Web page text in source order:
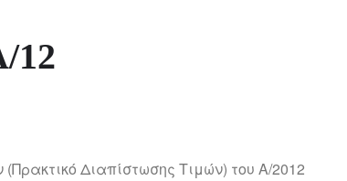
12
Διαπίστωσης Τιμών) του Α/2012